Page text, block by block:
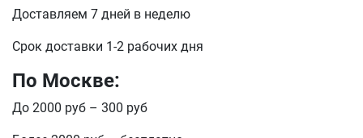
Доставляем 7 дней в неделю
Срок доставки 1-2 рабочих дня
По Москве:
До 2000 руб – 300 руб
отправить